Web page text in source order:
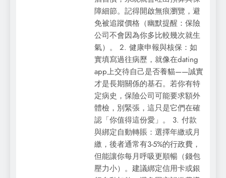
障細節。記得開啟無痕瀏覽，避
免被追蹤價格（幽默提醒：保險
公司不會因為你多比較幾次就生
氣）。 2. 健康申報與核保：如
實填寫過往病歷，就像在dating
app上交待自己是否養貓——誠實
才是長期關係的基石。若你有特
定病史，保險公司可能要求額外
體檢，別緊張，這只是它們在確
認「你值得這份愛」。 3. 付款
與綁定自動轉賬：選擇年繳或月
繳，後者通常有3-5%的行政費，
但能讓你每月呼吸更順暢（錢包
壓力小）。建議綁定信用卡或銀